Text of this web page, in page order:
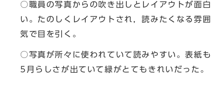
○職員の写真からの吹き出しとレイアウトが面白
い。たのしくレイアウトされ，読みたくなる雰囲
気で目を引く。
○写真が所々に使われていて読みやすい。表紙も
5月らしさが出ていて緑がとてもきれいだった。